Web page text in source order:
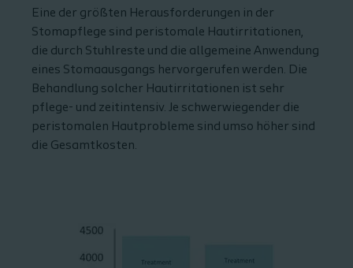
Eine der größten Herausforderungen in der
Stomapflege sind peristomale Hautirritationen,
die durch Stuhlreste und die allgemeine Anwendung
eines Stomaausgangs hervorgerufen werden. Die
Behandlung solcher Hautirritationen ist sehr
pflege- und zeitintensiv. Je schwerwiegender die
peristomalen Hautprobleme sind umso höher sind
die Gesamtkosten.